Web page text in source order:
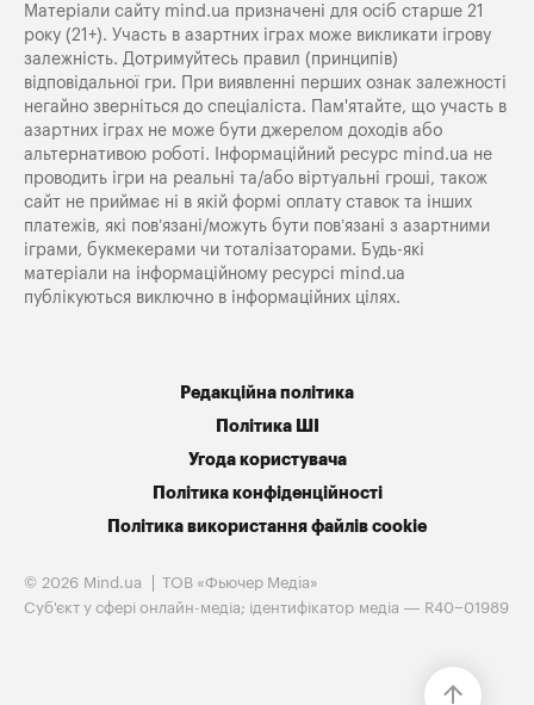
Матеріали сайту mind.ua призначені для осіб старше 21
року (21+). Участь в азартних іграх може викликати ігрову
залежність. Дотримуйтесь правил (принципів)
відповідальної гри. При виявленні перших ознак залежності
негайно зверніться до спеціаліста. Пам'ятайте, що участь в
азартних іграх не може бути джерелом доходів або
альтернативою роботі. Інформаційний ресурс mind.ua не
проводить ігри на реальні та/або віртуальні гроші, також
сайт не приймає ні в якій формі оплату ставок та інших
платежів, які пов’язані/можуть бути пов’язані з азартними
іграми, букмекерами чи тоталізаторами. Будь-які
матеріали на інформаційному ресурсі mind.ua
публікуються виключно в інформаційних цілях.
Редакційна політика
Політика ШІ
Угода користувача
Політика конфіденційності
Політика використання файлів cookie
© 2026 Mind.ua
ТОВ «Фьючер Медiа»
Cуб'єкт у сфері онлайн-медіа; ідентифікатор медіа — R40−01989